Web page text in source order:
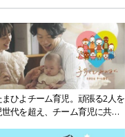
ひよチーム育児。頑張る2人を
代を超え、チーム育児に共感